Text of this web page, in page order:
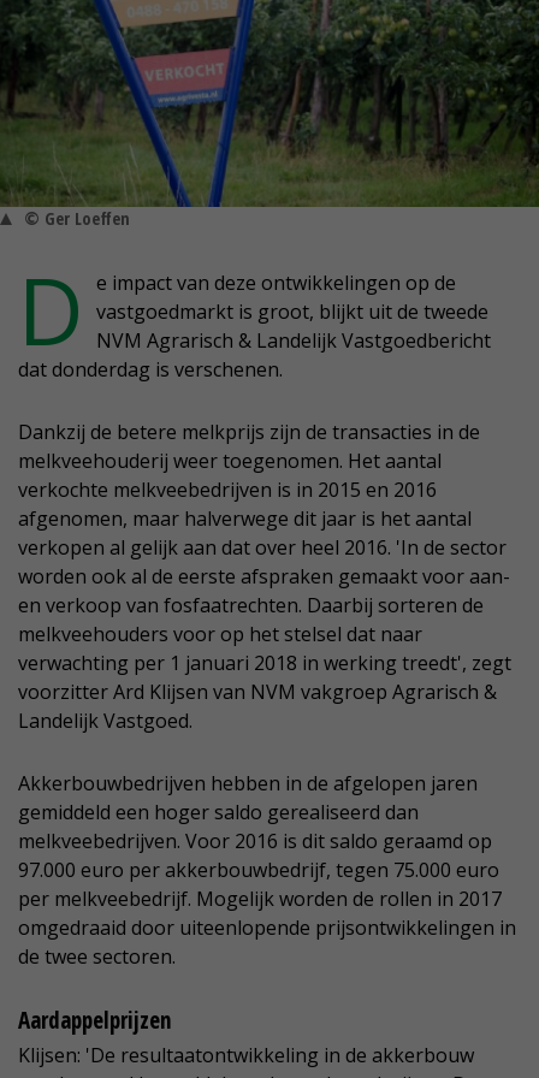
© Ger Loeffen
D
e impact van deze ontwikkelingen op de
vastgoedmarkt is groot, blijkt uit de tweede
NVM Agrarisch & Landelijk Vastgoedbericht
dat donderdag is verschenen.
Dankzij de betere melkprijs zijn de transacties in de
melkveehouderij weer toegenomen. Het aantal
verkochte melkveebedrijven is in 2015 en 2016
afgenomen, maar halverwege dit jaar is het aantal
verkopen al gelijk aan dat over heel 2016. 'In de sector
worden ook al de eerste afspraken gemaakt voor aan-
en verkoop van fosfaatrechten. Daarbij sorteren de
melkveehouders voor op het stelsel dat naar
verwachting per 1 januari 2018 in werking treedt', zegt
voorzitter Ard Klijsen van NVM vakgroep Agrarisch &
Landelijk Vastgoed.
Akkerbouwbedrijven hebben in de afgelopen jaren
gemiddeld een hoger saldo gerealiseerd dan
melkveebedrijven. Voor 2016 is dit saldo geraamd op
97.000 euro per akkerbouwbedrijf, tegen 75.000 euro
per melkveebedrijf. Mogelijk worden de rollen in 2017
omgedraaid door uiteenlopende prijsontwikkelingen in
de twee sectoren.
Aardappelprijzen
Klijsen: 'De resultaatontwikkeling in de akkerbouw